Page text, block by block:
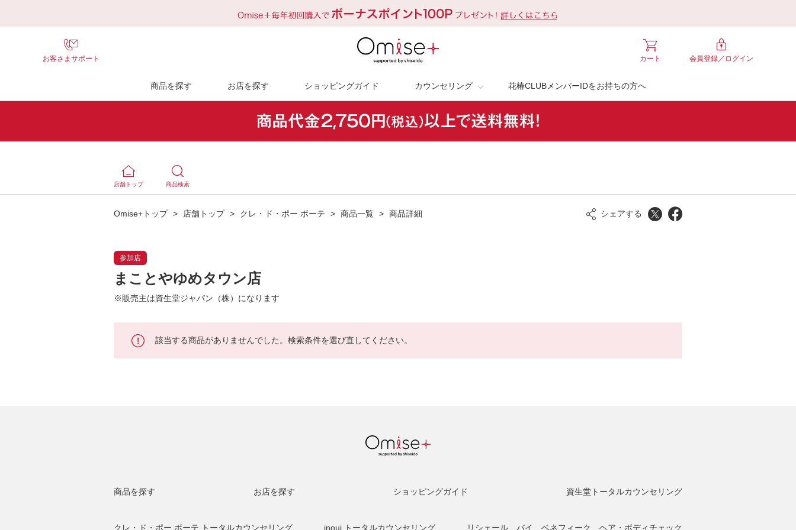
お客さまサポート 会員登録／ ログイン
カート
商品を探す お店を探す ショッピングガイド カウンセリング 花椿CLUBメンバーIDをお持ちの方へ
店舗トップ 商品検索
Omise+トップ > 店舗トップ > クレ・ド・ポー ボーテ > 商品一覧 > 商品詳細 シェアする
参加店
まことやゆめタウン店
※販売主は資生堂ジャパン（株）になります
該当する商品がありませんでした。検索条件を選び直してください。
商品を探す お店を探す ショッピングガイド 資生堂トータルカウンセリング
クレ・ド・ポー ボーテ トータルカウンセリング inoui トータルカウンセリング リシェール バイ ベネフィーク ヘア・ボディチェック